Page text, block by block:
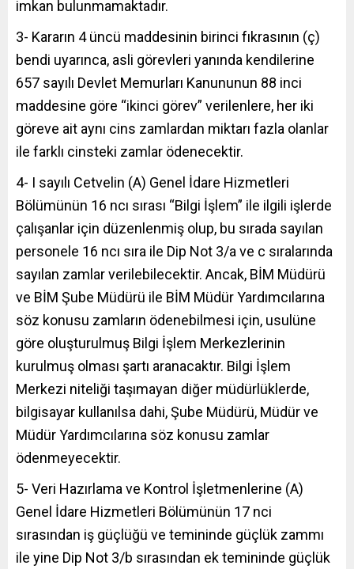
imkan bulunmamaktadır.
3- Kararın 4 üncü maddesinin birinci fıkrasının (ç)
bendi uyarınca, asli görevleri yanında kendilerine
657 sayılı Devlet Memurları Kanununun 88 inci
maddesine göre “ikinci görev” verilenlere, her iki
göreve ait aynı cins zamlardan miktarı fazla olanlar
ile farklı cinsteki zamlar ödenecektir.
4- I sayılı Cetvelin (A) Genel İdare Hizmetleri
Bölümünün 16 ncı sırası “Bilgi İşlem” ile ilgili işlerde
çalışanlar için düzenlenmiş olup, bu sırada sayılan
personele 16 ncı sıra ile Dip Not 3/a ve c sıralarında
sayılan zamlar verilebilecektir. Ancak, BİM Müdürü
ve BİM Şube Müdürü ile BİM Müdür Yardımcılarına
söz konusu zamların ödenebilmesi için, usulüne
göre oluşturulmuş Bilgi İşlem Merkezlerinin
kurulmuş olması şartı aranacaktır. Bilgi İşlem
Merkezi niteliği taşımayan diğer müdürlüklerde,
bilgisayar kullanılsa dahi, Şube Müdürü, Müdür ve
Müdür Yardımcılarına söz konusu zamlar
ödenmeyecektir.
5- Veri Hazırlama ve Kontrol İşletmenlerine (A)
Genel İdare Hizmetleri Bölümünün 17 nci
sırasından iş güçlüğü ve temininde güçlük zammı
ile yine Dip Not 3/b sırasından ek temininde güçlük